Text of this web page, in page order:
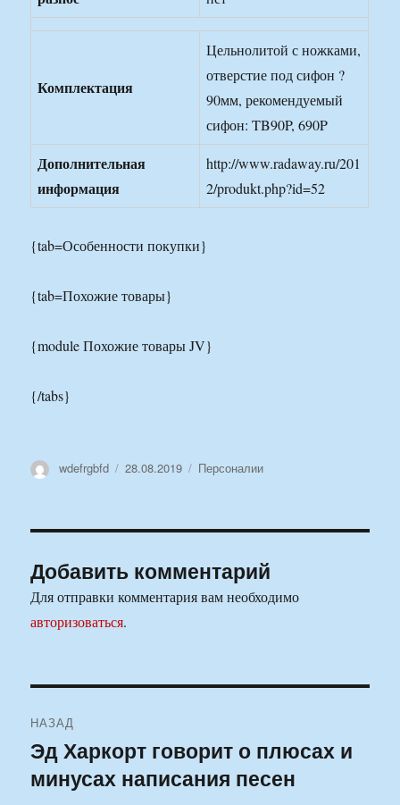
Комплектация
Цельнолитой с ножками,
отверстие под сифон ?
90мм, рекомендуемый
сифон: TB90P, 690P
Дополнительная
информация
http://www.radaway.ru/201
2/produkt.php?id=52
{tab=Особенности покупки}
{tab=Похожие товары}
{module Похожие товары JV}
{/tabs}
Автор
wdefrgbfd Опубликовано
28.08.2019 Рубрики
Персоналии
Добавить комментарий
Для отправки комментария вам необходимо
авторизоваться.
по
записям
НАЗАД
Предыдущая
запись:
Эд Харкорт говорит о плюсах и
минусах написания песен